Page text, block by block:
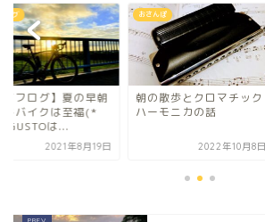
散歩とクロマチック
モニカの話
2022年10月8日
ライフログ
シン・ガリガリ君ウルト
ラチョコミントと「アノ
2022年5月22日